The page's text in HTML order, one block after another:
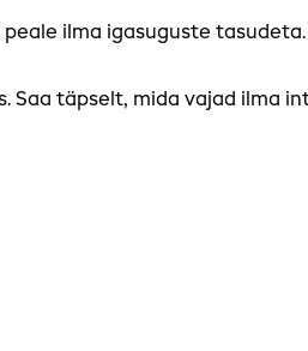
peale ilma igasuguste tasudeta.
Saa täpselt, mida vajad ilma